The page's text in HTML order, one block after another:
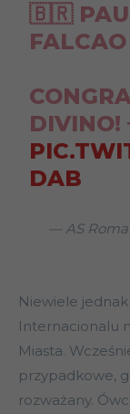
🇧🇷
DIVINO!
DAB
— AS
Niewiele
Internacionalu
Miasta.
przypadkowe,
rozważany.